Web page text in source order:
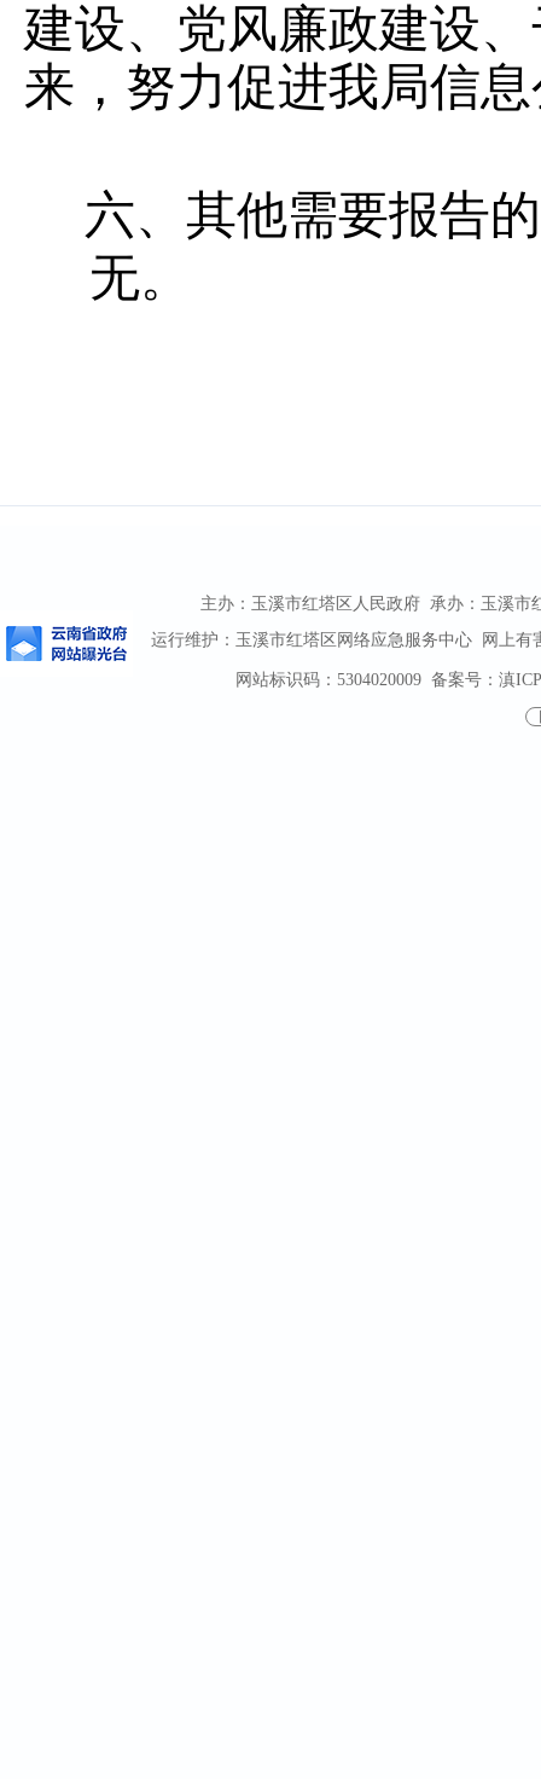
建设、党风廉政建设
来，努力促进我局信
六、其他需要报告
无。
主办：玉溪市红塔区人民政府 承办：玉溪市
运行维护：玉溪市红塔区网络应急服务中心 网上有
网站标识码：5304020009备案号：滇